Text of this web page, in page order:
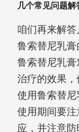
几个常见问题解
咱们再来解答
鲁索替尼乳膏
鲁索替尼乳
治疗的效果，
使用鲁索替尼
使用期间要
应，并注意防